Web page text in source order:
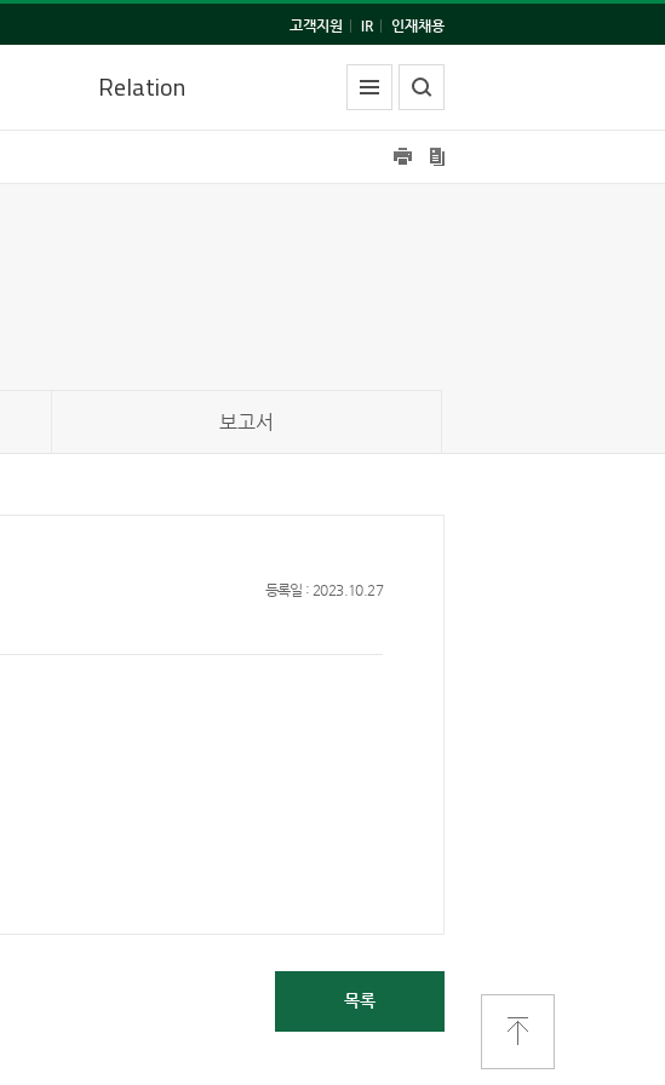
고객지원 IR 인재채용
Relation
보고서
등록일 : 2023.10.27
목록